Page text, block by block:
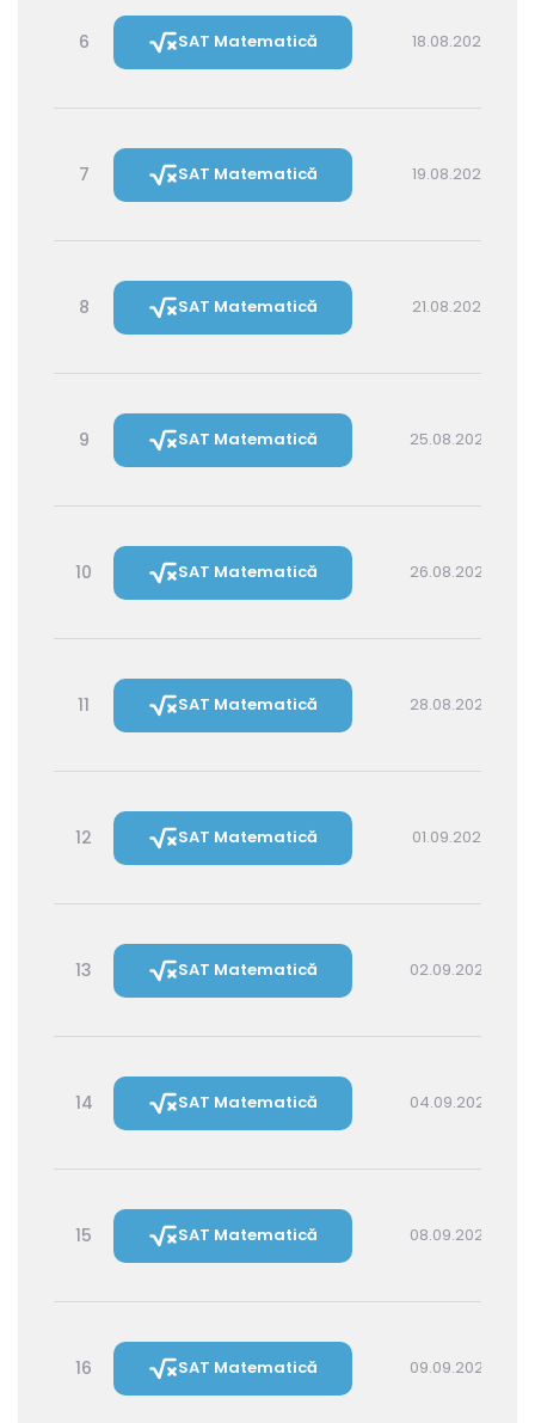
6 SAT Matematică 18.08.2026 16:00
7 SAT Matematică 19.08.2026 14:30
8 SAT Matematică 21.08.2026 16:00
9 SAT Matematică 25.08.2026 16:00
10 SAT Matematică 26.08.2026 14:30
11 SAT Matematică 28.08.2026 16:00
12 SAT Matematică 01.09.2026 16:00
13 SAT Matematică 02.09.2026 14:30
14 SAT Matematică 04.09.2026 16:00
15 SAT Matematică 08.09.2026 16:00
16 SAT Matematică 09.09.2026 14:30